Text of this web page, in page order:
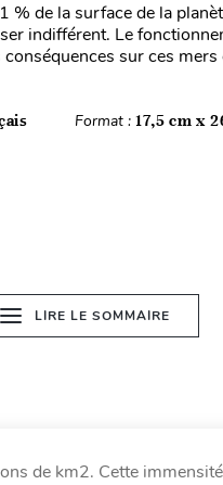
% de la surface de la
indifférent. Le
sur ces mers
Format : 17,5 cm x
LIRE LE SOMMAIRE
de km2. Cette